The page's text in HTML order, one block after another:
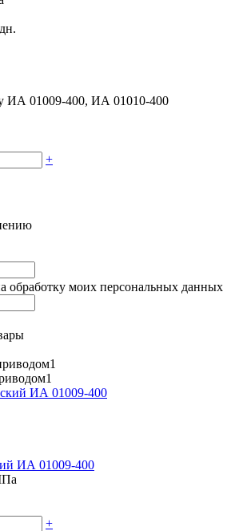
ИА 01009-400, ИА 01010-400
+
обработку моих персональных данных
1
1
ИА 01009-400
+